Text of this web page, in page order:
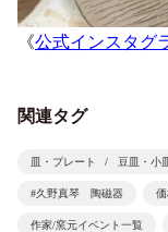
《公式インスタグ
関連タグ
皿・プレート 豆皿・小
#久野真琴 陶磁器
作家/窯元イベント一覧